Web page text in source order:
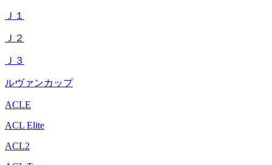
Ｊ１
Ｊ２
Ｊ３
ルヴァンカップ
ACLE
ACL Elite
ACL2